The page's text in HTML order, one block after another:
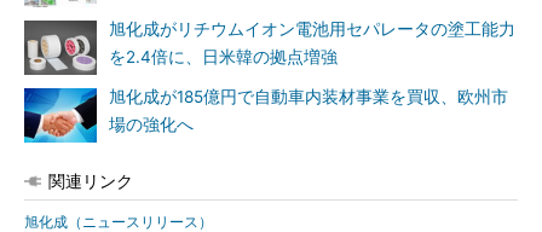
旭化成がリチウムイオン電池用セパレータの塗工能力
を2.4倍に、日米韓の拠点増強
旭化成が185億円で自動車内装材事業を買収、欧州市
場の強化へ
関連リンク
旭化成（ニュースリリース）